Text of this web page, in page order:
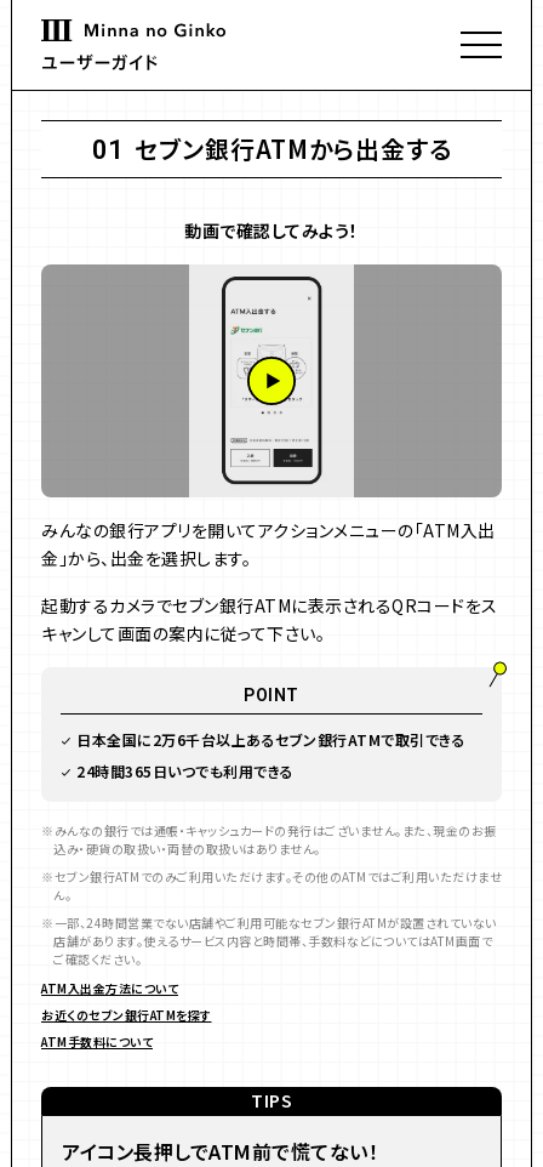
01 セブン銀行ATMから出金する
動画で確認してみよう！
みんなの銀行アプリを開いてアクションメニューの「ATM入出
金」から、出金を選択します。
起動するカメラでセブン銀行ATMに表示されるQRコードをス
キャンして画面の案内に従って下さい。
POINT
日本全国に2万6千台以上あるセブン銀行ATMで取引できる
24時間365日いつでも利用できる
みんなの銀行では通帳・キャッシュカードの発行はございません。また、現金のお振
込み・硬貨の取扱い・両替の取扱いはありません。
セブン銀行ATMでのみご利用いただけます。その他のATMではご利用いただけませ
ん。
一部、24時間営業でない店舗やご利用可能なセブン銀行ATMが設置されていない
店舗があります。使えるサービス内容と時間帯、手数料などについてはATM画面で
ご確認ください。
ATM入出金方法について
お近くのセブン銀行ATMを探す
ATM手数料について
TIPS
アイコン長押しでATM前で慌てない！